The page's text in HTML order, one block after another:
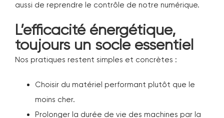
aussi de reprendre le contrôle de notre numérique.
L’efficacité énergétique,
toujours un socle essentiel
Nos pratiques restent simples et concrètes :
Choisir du matériel performant plutôt que le
moins cher.
Prolonger la durée de vie des machines par la